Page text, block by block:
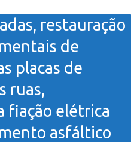
restauração
de
placas de
ruas,
fiação elétrica
asfáltico